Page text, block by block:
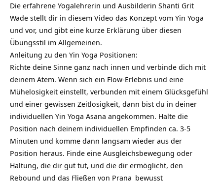
Die erfahrene Yogalehrerin und Ausbilderin Shanti Grit
Wade stellt dir in diesem Video das Konzept vom Yin Yoga
und vor, und gibt eine kurze Erklärung über diesen
Übungsstil im Allgemeinen.
Anleitung zu den Yin Yoga Positionen:
Richte deine Sinne ganz nach innen und verbinde dich mit
deinem Atem. Wenn sich ein Flow-Erlebnis und eine
Mühelosigkeit einstellt, verbunden mit einem Glücksgefühl
und einer gewissen Zeitlosigkeit, dann bist du in deiner
individuellen Yin Yoga Asana angekommen. Halte die
Position nach deinem individuellen Empfinden ca. 3-5
Minuten und komme dann langsam wieder aus der
Position heraus. Finde eine Ausgleichsbewegung oder
Haltung, die dir gut tut, und die dir ermöglicht, den
Rebound und das Fließen von Prana bewusst